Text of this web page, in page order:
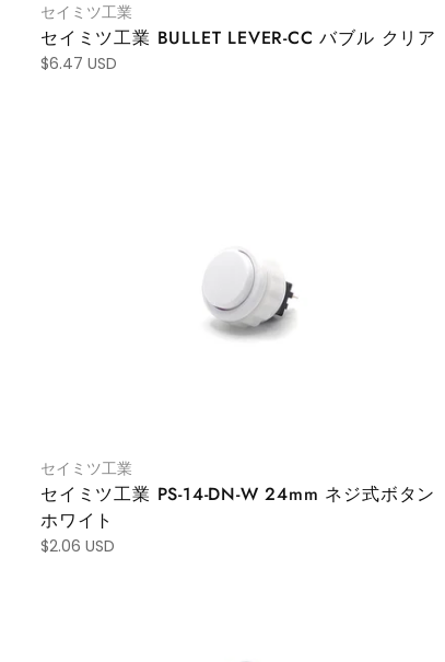
セイミツ工業
セイミツ工業 BULLET LEVER-CC バブル クリア
$6.47 USD
セイミツ工業
セイミツ工業 PS-14-DN-W 24mm ネジ式ボタン
ホワイト
$2.06 USD